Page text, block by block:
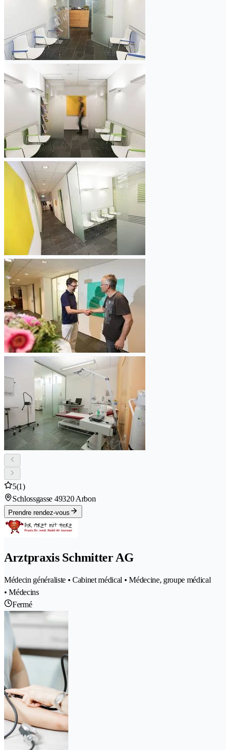
5(1)
Schlossgasse 49320 Arbon
Prendre rendez-vous
Arztpraxis Schmitter AG
Médecin généraliste • Cabinet médical • Médecine, groupe médical
• Médecins
Fermé